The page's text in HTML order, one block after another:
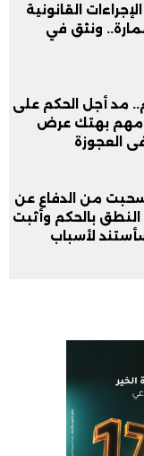
القانونية
ونثق في
مد أجل الحكم على
بهتك عرض
العجوزة
من الدفاع عن
بالحكم وأثبت
لأسباب